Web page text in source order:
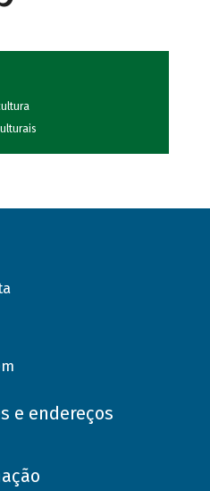
e endereços